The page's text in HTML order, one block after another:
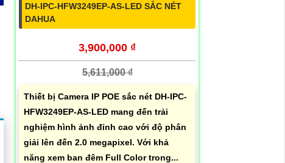
DH-IPC-HFW3249EP-AS-LED SẮC NÉT
DAHUA
3,900,000 ₫
5,611,000 ₫
Thiết bị Camera IP POE sắc nét DH-IPC-
HFW3249EP-AS-LED mang đến trải
nghiệm hình ảnh đỉnh cao với độ phân
giải lên đến 2.0 megapixel. Với khả
năng xem ban đêm Full Color trong...